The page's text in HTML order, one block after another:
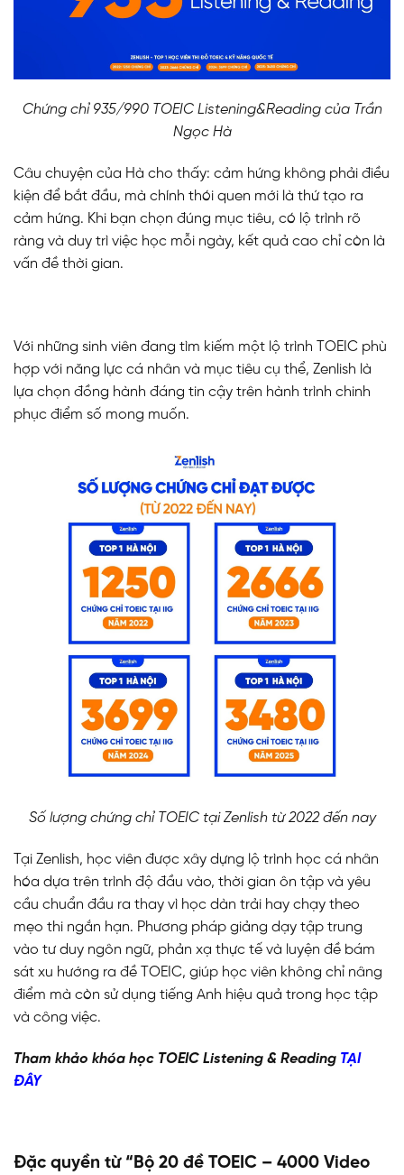
Chứng chỉ 935/990 TOEIC Listening&Reading của Trần
Ngọc Hà
Câu chuyện của Hà cho thấy: cảm hứng không phải điều
kiện để bắt đầu, mà chính thói quen mới là thứ tạo ra
cảm hứng. Khi bạn chọn đúng mục tiêu, có lộ trình rõ
ràng và duy trì việc học mỗi ngày, kết quả cao chỉ còn là
vấn đề thời gian.
Với những sinh viên đang tìm kiếm một lộ trình TOEIC phù
hợp với năng lực cá nhân và mục tiêu cụ thể, Zenlish là
lựa chọn đồng hành đáng tin cậy trên hành trình chinh
phục điểm số mong muốn.
Số lượng chứng chỉ TOEIC tại Zenlish từ 2022 đến nay
Tại Zenlish, học viên được xây dựng lộ trình học cá nhân
hóa dựa trên trình độ đầu vào, thời gian ôn tập và yêu
cầu chuẩn đầu ra thay vì học dàn trải hay chạy theo
mẹo thi ngắn hạn. Phương pháp giảng dạy tập trung
vào tư duy ngôn ngữ, phản xạ thực tế và luyện đề bám
sát xu hướng ra đề TOEIC, giúp học viên không chỉ nâng
điểm mà còn sử dụng tiếng Anh hiệu quả trong học tập
và công việc.
Tham khảo khóa học TOEIC Listening & Reading TẠI
ĐÂY
Đặc quyền từ “Bộ 20 đề TOEIC – 4000 Video